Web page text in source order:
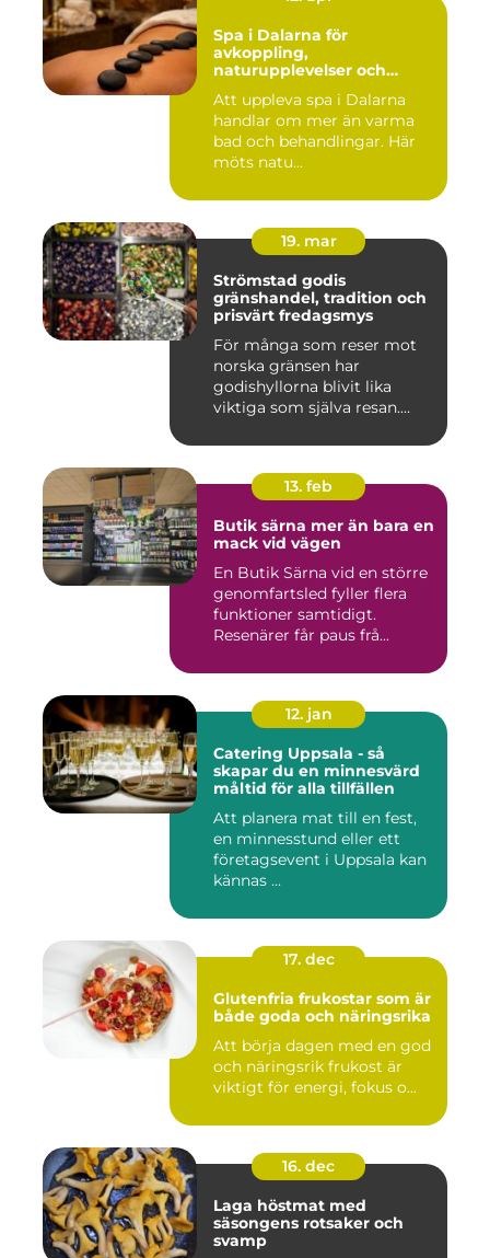
Spa i Dalarna för
avkoppling,
naturupplevelser och
Att uppleva spa i Dalarna
handlar om mer än varma
bad och behandlingar. Här
möts natu...
19. mar
Strömstad godis
gränshandel, tradition och
prisvärt fredagsmys
För många som reser mot
norska gränsen har
godishyllorna blivit lika
viktiga som själva resan.
13. feb
Butik särna mer än bara en
mack vid vägen
En Butik Särna vid en större
genomfartsled fyller flera
funktioner samtidigt.
Resenärer får paus frå...
12. jan
Catering Uppsala - så
skapar du en minnesvärd
måltid för alla tillfällen
Att planera mat till en fest,
en minnesstund eller ett
företagsevent i Uppsala kan
kännas ...
17. dec
Glutenfria frukostar som är
både goda och näringsrika
Att börja dagen med en god
och näringsrik frukost är
viktigt för energi, fokus o...
16. dec
Laga höstmat med
säsongens rotsaker och
svamp